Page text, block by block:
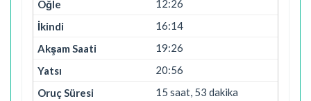
12:26
16:14
19:26
20:56
15 saat, 53 dakika